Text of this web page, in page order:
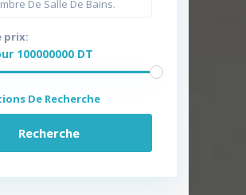
prix:
100000000 DT
De Recherche
Recherche